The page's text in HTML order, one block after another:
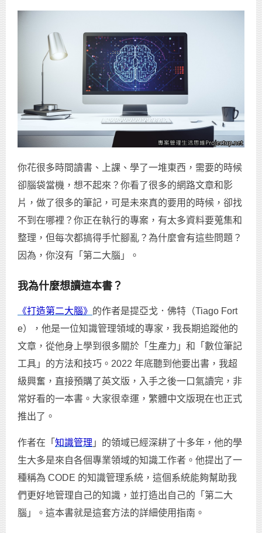
你花很多時間讀書、上課、學了一堆東西，需要的時候
卻腦袋當機，想不起來？你看了很多的網路文章和影
片，做了很多的筆記，可是未來真的要用的時候，卻找
不到在哪裡？你正在執行的專案，有太多資料要蒐集和
整理，但每次都搞得手忙腳亂？為什麼會有這些問題？
因為，你沒有「第二大腦」。
我為什麼想讀這本書？
《打造第二大腦》 的作者是提亞戈．佛特（Tiago Fort
e），他是一位知識管理領域的專家，我長期追蹤他的
文章，從他身上學到很多關於「生產力」和「數位筆記
工具」的方法和技巧。2022 年底聽到他要出書，我超
級興奮，直接預購了英文版，入手之後一口氣讀完，非
常好看的一本書。大家很幸運，繁體中文版現在也正式
推出了。
作者在「 知識管理 」的領域已經深耕了十多年，他的學
生大多是來自各個專業領域的知識工作者。他提出了一
種稱為 CODE 的知識管理系統，這個系統能夠幫助我
們更好地管理自己的知識，並打造出自己的「第二大
腦」。這本書就是這套方法的詳細使用指南。